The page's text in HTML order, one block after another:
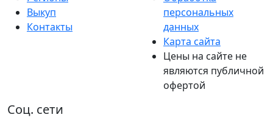
Выкуп
Контакты
персональных
данных
Карта сайта
Цены на сайте не
являются публичной
офертой
Соц. сети